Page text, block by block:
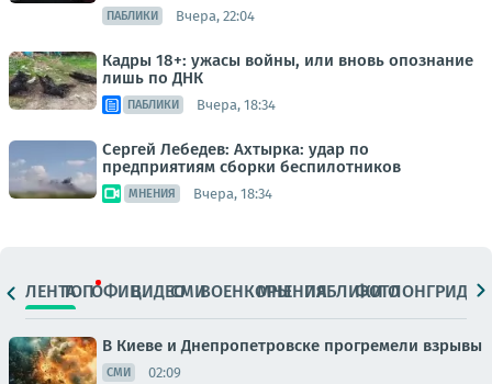
ПАБЛИКИ Вчера, 22:04
Кадры 18+: ужасы войны, или вновь опознание
лишь по ДНК
ПАБЛИКИ Вчера, 18:34
Сергей Лебедев: Ахтырка: удар по
предприятиям сборки беспилотников
МНЕНИЯ Вчера, 18:34
ЛЕНТАТОПОФИЦ.ВИДЕОСМИВОЕНКОРЫМНЕНИЯПАБЛИКИ
ФОТОЛОНГРИДЫ
В Киеве и Днепропетровске прогремели взрывы
СМИ 02:09